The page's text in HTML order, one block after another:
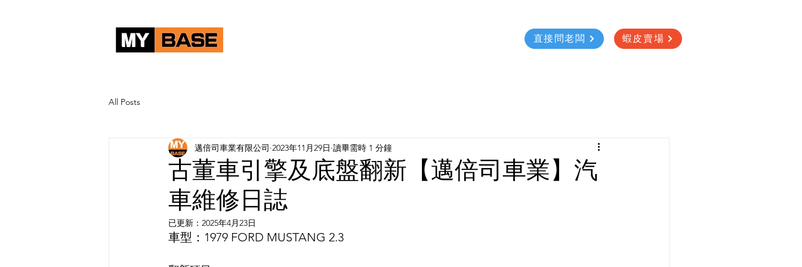
直接問老闆 蝦皮賣場
All Posts
古董車引擎及底盤翻新【邁倍司車業】汽
車維修日誌
邁倍司車業有限公司 2023年11月29日 讀畢需時 1 分鐘
已更新： 2025年4月23日
車型：1979 FORD MUSTANG 2.3